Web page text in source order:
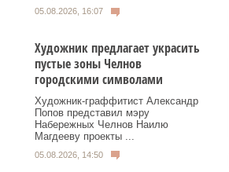
05.08.2026, 16:07
Художник предлагает украсить
пустые зоны Челнов
городскими символами
Художник‑граффитист Александр
Попов представил мэру
Набережных Челнов Наилю
Магдееву проекты ...
05.08.2026, 14:50